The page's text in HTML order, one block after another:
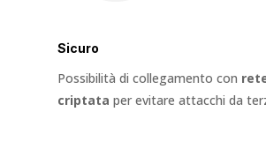
Sicuro
Possibilità di collegamento con
criptata per evitare attacchi da